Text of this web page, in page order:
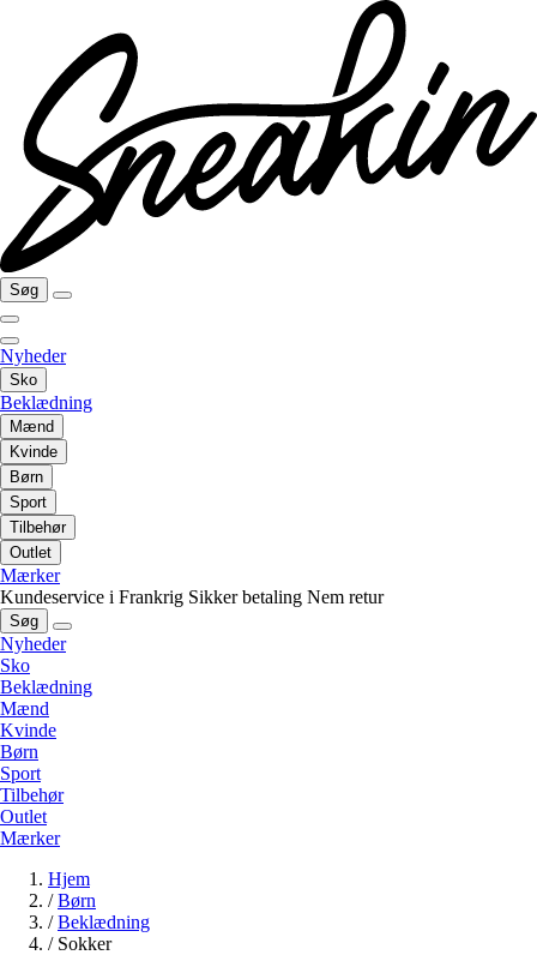
Søg
Nyheder
Sko
Beklædning
Mænd
Kvinde
Børn
Sport
Tilbehør
Outlet
Mærker
Kundeservice i Frankrig Sikker betaling Nem retur
Søg
Nyheder
Sko
Beklædning
Mænd
Kvinde
Børn
Sport
Tilbehør
Outlet
Mærker
Hjem
/ Børn
/ Beklædning
/ Sokker